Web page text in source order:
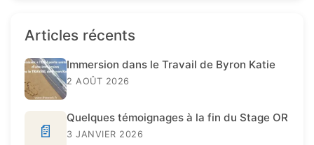
Articles récents
Immersion dans le Travail de Byron Katie
2 AOÛT 2026
📄
Quelques témoignages à la fin du Stage OR
3 JANVIER 2026